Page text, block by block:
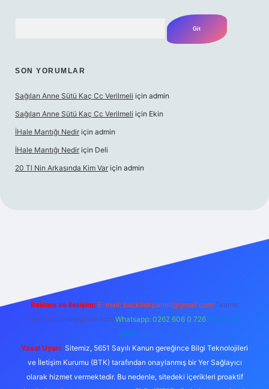
SON YORUMLAR
Sağılan Anne Sütü Kaç Cc Verilmeli için admin
Sağılan Anne Sütü Kaç Cc Verilmeli için Ekin
İHale Mantığı Nedir için admin
İHale Mantığı Nedir için Deli
20 Tl Nin Arkasında Kim Var için admin
https://
Reklam ve İletişim: E-mail: backlinkpaneli@gmail.com Teams:
forumhizmeti@gmail.com Whatsapp: 0262 606 0 726 Telegram:
@karabul
Yasal Uyarı: Sitemiz, 5651 Sayılı Kanun gereğince Bilgi Teknolojileri
ve İletişim Kurumu (BTK) tarafından onaylanmış bir Yer Sağlayıcı
olarak hizmet vermektedir. Bu nedenle, sitedeki içerikleri proaktif